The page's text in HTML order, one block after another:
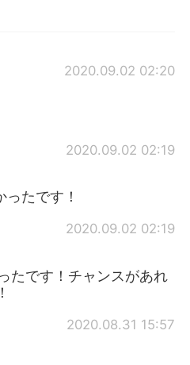
2020.09.02 02:20
2020.09.02 02:19
ったです！
2020.09.02 02:19
たです！チャンスがあれ
2020.08.31 15:57